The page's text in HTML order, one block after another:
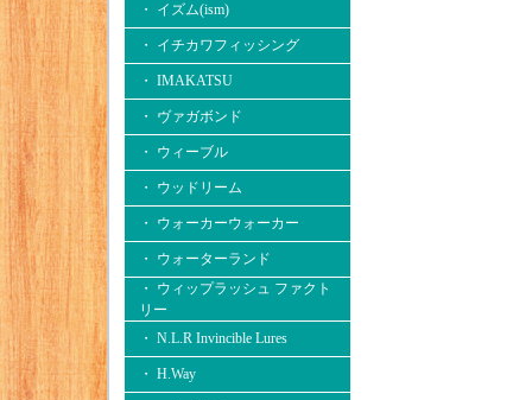
・ イズム(ism)
・ イチカワフィッシング
・ IMAKATSU
・ ヴァガボンド
・ ウィーブル
・ ウッドリーム
・ ウォーカーウォーカー
・ ウォーターランド
・ ウィップラッシュ ファクト
リー
・ N.L.R Invincible Lures
・ H.Way